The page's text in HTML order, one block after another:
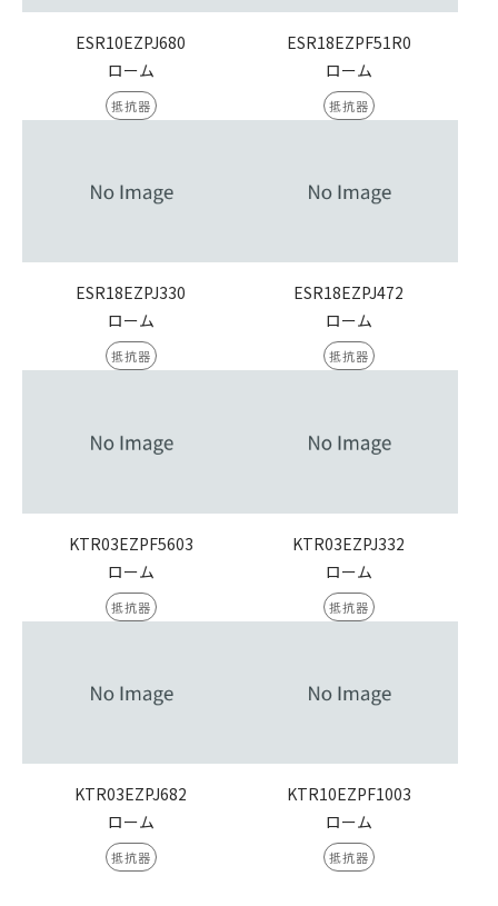
ESR10EZPJ680
ローム
抵抗器
ESR18EZPF51R0
ローム
抵抗器
ESR18EZPJ330
ローム
抵抗器
ESR18EZPJ472
ローム
抵抗器
KTR03EZPF5603
ローム
抵抗器
KTR03EZPJ332
ローム
抵抗器
KTR03EZPJ682
ローム
抵抗器
KTR10EZPF1003
ローム
抵抗器